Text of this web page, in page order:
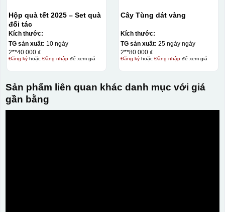
Hộp quà tết 2025 – Set quà
đối tác
Kích thước:
TG sản xuất: 10 ngày
2**40.000 ₫
Đăng kýhoặc Đăng nhậpđể xem giá
Cây Tùng dát vàng
Kích thước:
TG sản xuất: 25 ngày ngày
2**80.000 ₫
Đăng kýhoặc Đăng nhậpđể xem giá
Sản phẩm liên quan khác danh mục với giá
gần bằng